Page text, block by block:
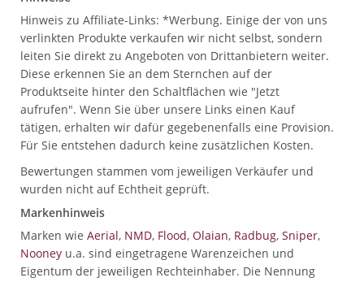
Hinweis zu Affiliate-Links: *Werbung. Einige der von uns
verlinkten Produkte verkaufen wir nicht selbst, sondern
leiten Sie direkt zu Angeboten von Drittanbietern weiter.
Diese erkennen Sie an dem Sternchen auf der
Produktseite hinter den Schaltflächen wie "Jetzt
aufrufen". Wenn Sie über unsere Links einen Kauf
tätigen, erhalten wir dafür gegebenenfalls eine Provision.
Für Sie entstehen dadurch keine zusätzlichen Kosten.
Bewertungen stammen vom jeweiligen Verkäufer und
wurden nicht auf Echtheit geprüft.
Markenhinweis
Marken wie Aerial, NMD, Flood, Olaian, Radbug, Sniper,
Nooney u.a. sind eingetragene Warenzeichen und
Eigentum der jeweiligen Rechteinhaber. Die Nennung